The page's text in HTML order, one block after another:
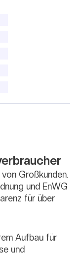
Großkunden.
und EnWG
für über
Aufbau für
und